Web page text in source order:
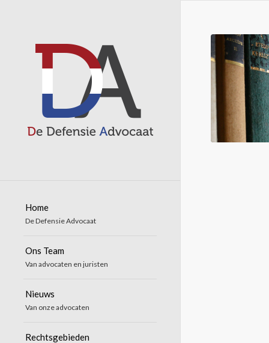
Home
De Defensie Advocaat
Ons Team
Van advocaten en juristen
Nieuws
Van onze advocaten
Rechtsgebieden